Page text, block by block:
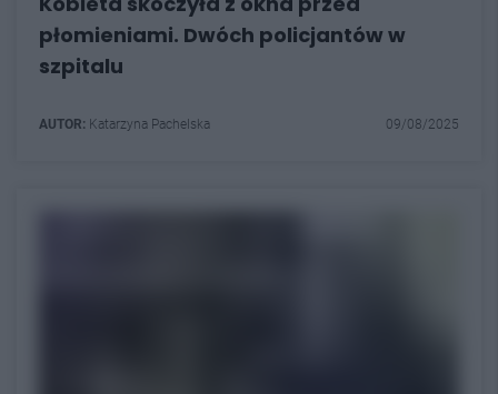
płomieniami. Dwóch policjantów w
szpitalu
AUTOR: Katarzyna Pachelska 09/08/2025